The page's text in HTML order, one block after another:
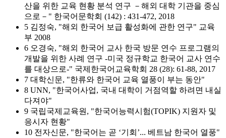
산을 위한 교육 현황 분석 연구 －해외 대학 기관을 중심
으로－" 한국어문학회 (142) : 431-472, 2018
5 김정숙, "해외 한국어 보급 활성화에 관한 연구" 교육
부 2008
6 오경숙, "해외 한국어 교사 한국 방문 연수 프로그램의
개발을 위한 사례 연구 -미국 정규학교 한국어 교사 연수
를 대상으로-" 국제한국어교육학회 28 (28): 61-88, 2017
7 대학신문, "한류와 한국어 교육 열풍이 부는 동안"
8 UNN, "한국어사업, 국내 대학이 거점역할 하려면 내실
다져야"
9 국립국제교육원, "한국어능력시험(TOPIK) 지원자 및
응시자 현황"
10 전자신문, "한국어는 곧 ‘기회’... 베트남 한국어 열풍"